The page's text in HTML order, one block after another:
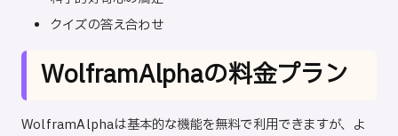
クイズの答え合わせ
WolframAlphaの料金プラン
WolframAlphaは基本的な機能を無料で利用できますが、よ